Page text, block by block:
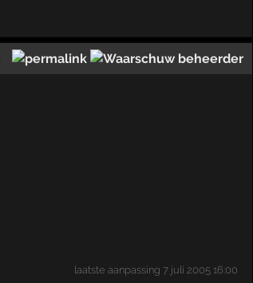
laatste aanpassing 7 juli 2005 16:00